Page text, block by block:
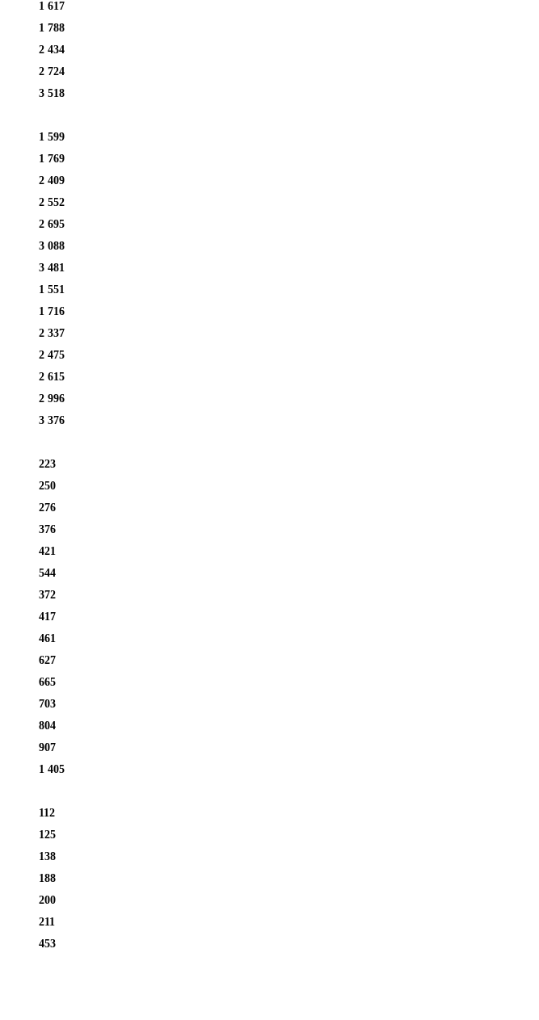
1 617
1 788
2 434
2 724
3 518
1 599
1 769
2 409
2 552
2 695
3 088
3 481
1 551
1 716
2 337
2 475
2 615
2 996
3 376
223
250
276
376
421
544
372
417
461
627
665
703
804
907
1 405
112
125
138
188
200
211
453